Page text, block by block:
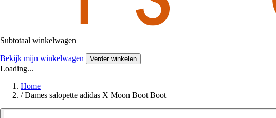
Subtotaal winkelwagen
Bekijk mijn winkelwagen Verder winkelen
Loading...
Home
/ Dames salopette adidas X Moon Boot Boot